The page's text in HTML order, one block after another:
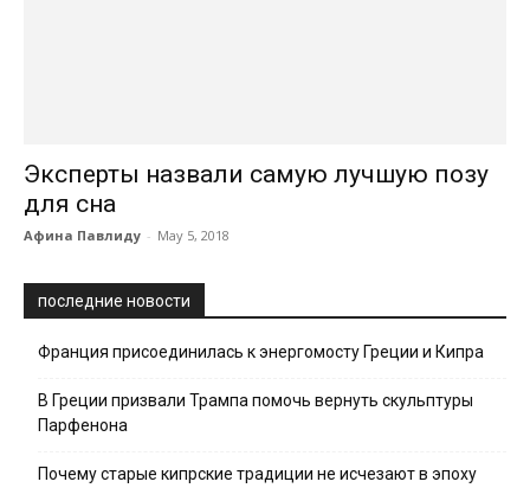
Эксперты назвали самую лучшую позу
для сна
Афина Павлиду - May 5, 2018
последние новости
Франция присоединилась к энергомосту Греции и Кипра
В Греции призвали Трампа помочь вернуть скульптуры
Парфенона
Почему старые кипрские традиции не исчезают в эпоху